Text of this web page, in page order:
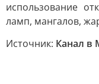
использование
ламп, мангалов,
Источник: Канал в